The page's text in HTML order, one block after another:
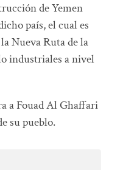
de Yemen
país, el cual es
Nueva Ruta de la
industriales a nivel
a Fouad Al Ghaffari
su pueblo.